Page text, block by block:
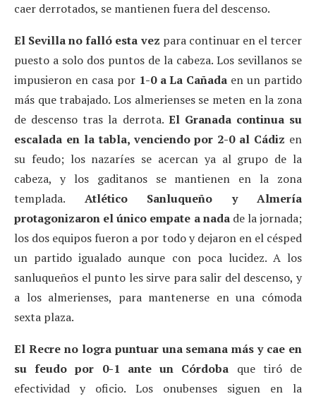
caer derrotados, se mantienen fuera del descenso.
El Sevilla no falló esta vez para continuar en el tercer
puesto a solo dos puntos de la cabeza. Los sevillanos se
impusieron en casa por 1-0 a La Cañada en un partido
más que trabajado. Los almerienses se meten en la zona
de descenso tras la derrota. El Granada continua su
escalada en la tabla, venciendo por 2-0 al Cádiz en
su feudo; los nazaríes se acercan ya al grupo de la
cabeza, y los gaditanos se mantienen en la zona
templada. Atlético Sanluqueño y Almería
protagonizaron el único empate a nadade la jornada;
los dos equipos fueron a por todo y dejaron en el césped
un partido igualado aunque con poca lucidez. A los
sanluqueños el punto les sirve para salir del descenso, y
a los almerienses, para mantenerse en una cómoda
sexta plaza.
El Recre no logra puntuar una semana más y cae en
su feudo por 0-1 ante un Córdoba que tiró de
efectividad y oficio. Los onubenses siguen en la